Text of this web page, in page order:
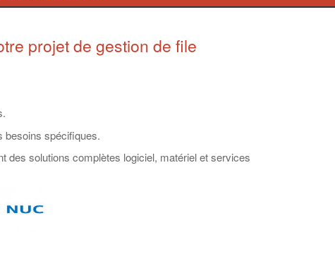
projet de gestion de file
besoins spécifiques.
des solutions complètes logiciel, matériel et services